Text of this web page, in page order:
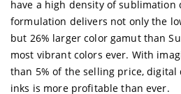
have a high density of sublimation
formulation delivers not only the
but 26% larger color gamut than
most vibrant colors ever. With
than 5% of the selling price, digital
inks is more profitable than ever.